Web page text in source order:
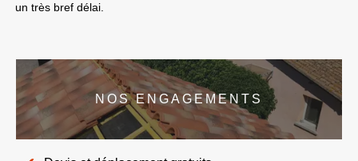
un très bref délai.
NOS ENGAGEMENTS